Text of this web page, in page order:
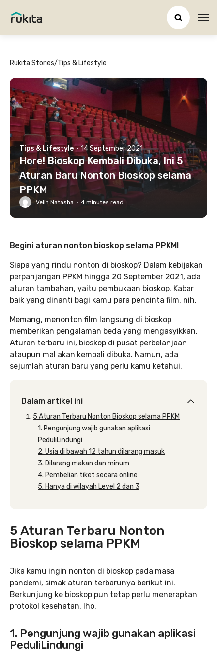
Rukita Stories/Tips & Lifestyle
Tips & Lifestyle · 14 September 2021
Hore! Bioskop Kembali Dibuka, Ini 5
Aturan Baru Nonton Bioskop selama
PPKM
Velin Natasha · 4 minutes read
Begini aturan nonton bioskop selama PPKM!
Siapa yang rindu nonton di bioskop? Dalam kebijakan
perpanjangan PPKM hingga 20 September 2021, ada
aturan tambahan, yaitu pembukaan bioskop. Kabar
baik yang dinanti bagi kamu para pencinta film, nih.
Memang, menonton film langsung di bioskop
memberikan pengalaman beda yang mengasyikkan.
Aturan terbaru ini, bioskop di pusat perbelanjaan
ataupun mal akan kembali dibuka. Namun, ada
sejumlah aturan baru yang perlu kamu ketahui.
Dalam artikel ini
5 Aturan Terbaru Nonton Bioskop selama PPKM
1. Pengunjung wajib gunakan aplikasi
PeduliLindungi
2. Usia di bawah 12 tahun dilarang masuk
3. Dilarang makan dan minum
4. Pembelian tiket secara online
5. Hanya di wilayah Level 2 dan 3
5 Aturan Terbaru Nonton
Bioskop selama PPKM
Jika kamu ingin nonton di bioskop pada masa
pandemi, simak aturan terbarunya berikut ini.
Berkunjung ke bioskop pun tetap perlu menerapkan
protokol kesehatan, lho.
1. Pengunjung wajib gunakan aplikasi
PeduliLindungi